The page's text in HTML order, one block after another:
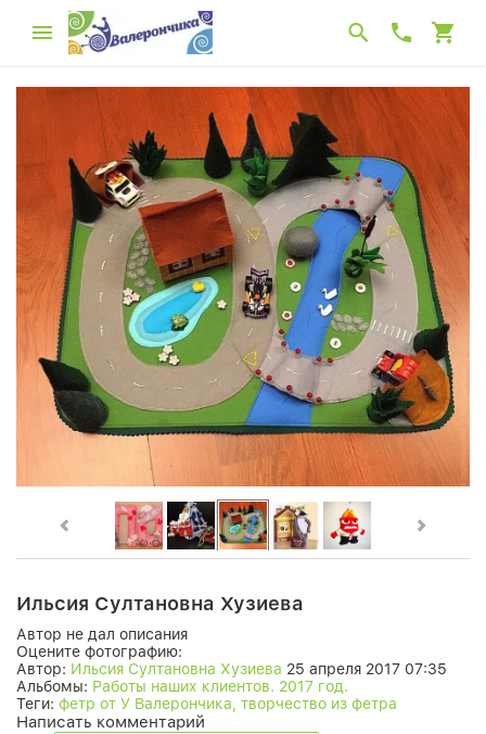
Ильсия Султановна Хузиева
Автор не дал описания
Оцените фотографию:
Автор: Ильсия Султановна Хузиева 25 апреля 2017 07:35
Альбомы: Работы наших клиентов. 2017 год.
Теги: фетр от У Валерончика, творчество из фетра
Написать комментарий